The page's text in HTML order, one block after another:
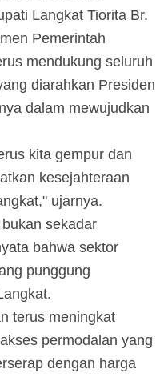
Langkat Tiorita Br.
Pemerintah
mendukung seluruh
diarahkan Presiden
dalam mewujudkan
kita gempur dan
kesejahteraan
ujarnya.
sekadar
bahwa sektor
punggung
terus meningkat
permodalan yang
dengan harga